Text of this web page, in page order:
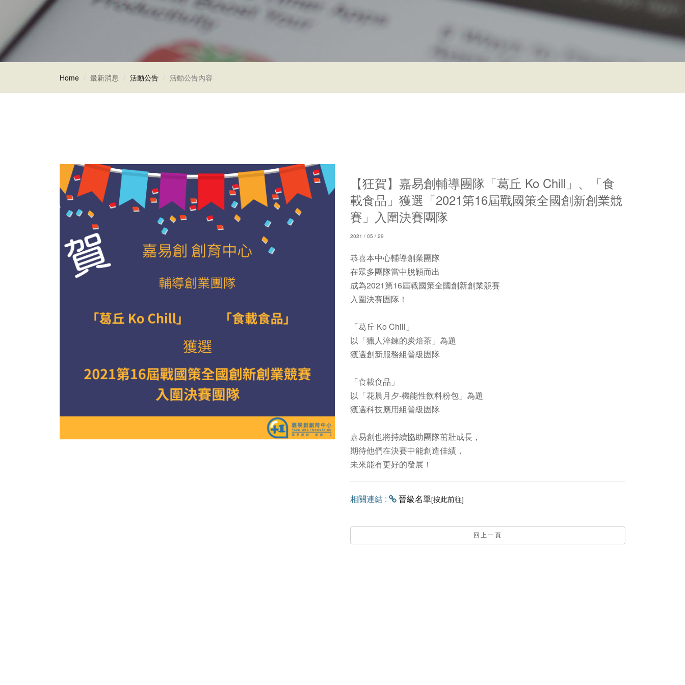
Home 最新消息 活動公告 活動公告內容
【狂賀】嘉易創輔導團隊「葛丘 Ko Chill」、「食
載食品」獲選「2021第16屆戰國策全國創新創業競
賽」入圍決賽團隊
2021 / 05 / 29
恭喜本中心輔導創業團隊​
在眾多團隊當中脫穎而出
成為2021第16屆戰國策全國創新創業競賽
入圍決賽團隊！
「葛丘 Ko Chill」
以「獵人淬鍊的炭焙茶」為題
獲選創新服務組晉級團隊
​「食載食品」
以「花晨月夕-機能性飲料粉包」為題
獲選科技應用組晉級團隊
嘉易創也將持續協助團隊茁壯成長，
期待他們在決賽中能創造佳績，
未來能有更好的發展！
相關連結 : 晉級名單[按此前往]
回上一頁